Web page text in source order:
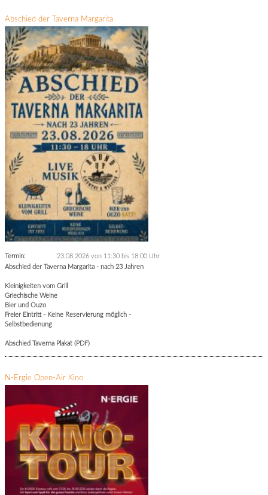
Abschied der Taverna Margarita
Termin: 23.08.2026 von 11:30 bis 18:00 Uhr
Abschied der Taverna Margarita - nach 23 Jahren
Kleinigkeiten vom Grill
Griechische Weine
Bier und Ouzo
Freier Eintritt - Keine Reservierung möglich -
Selbstbedienung
Abschied Taverna Plakat (PDF)
N-Ergie Open-Air Kino